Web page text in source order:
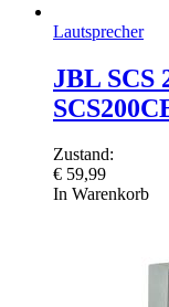
Lautsprecher
JBL SCS
Zustand:
€ 59,99
In Warenkorb